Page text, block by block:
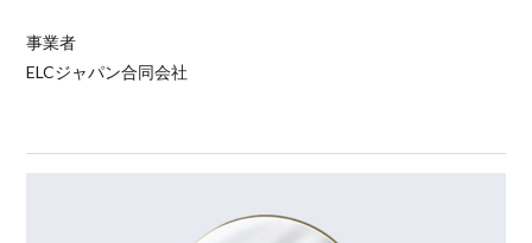
事業者
ELCジャパン合同会社